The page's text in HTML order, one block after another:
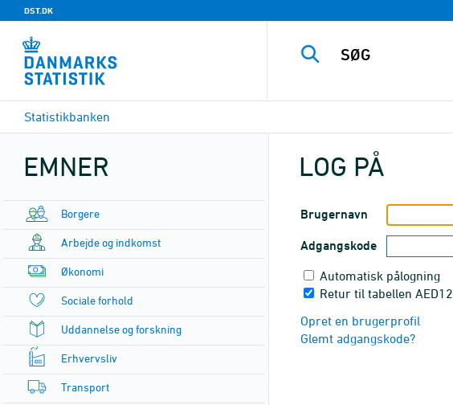
DST.DK
Statistikbanken
EMNER
Borgere
Arbejde og indkomst
Økonomi
Sociale forhold
Uddannelse og forskning
Erhvervsliv
Transport
LOG PÅ
Brugernavn
Adgangskode
Automatisk pålogning
Retur til tabellen AED12
Opret en brugerprofil
Glemt adgangskode?